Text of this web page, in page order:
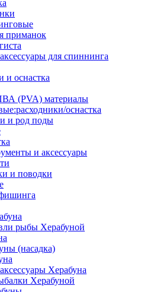
приманок
для спиннинга
и оснастка
(PVA) материалы
оснастка
и род поды
и аксессуары
и поводки
рыбы Херабуной
(насадка)
Херабуна
Херабуной